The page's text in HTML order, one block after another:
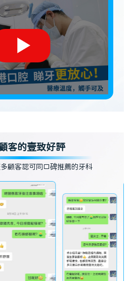
客的壹致好評
顧客認可同口碑推薦的牙科